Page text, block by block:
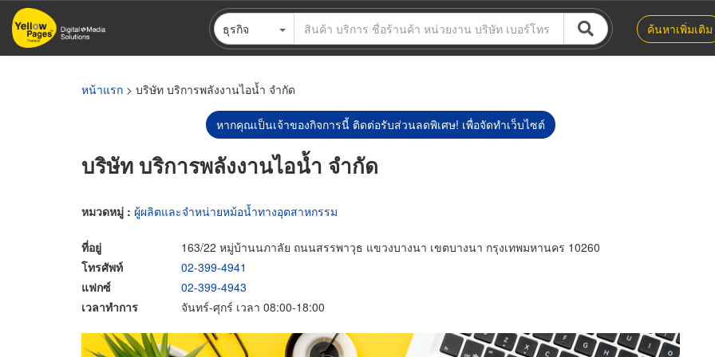
ข้าม
ไป
ธุรกิจ ค้นหาเพิ่มเติม
หน้าแรก > บริษัท บริการพลังงานไอน้ำ จำกัด
หากคุณเป็นเจ้าของกิจการนี้ ติดต่อรับส่วนลดพิเศษ! เพื่อจัดทำเว็บไซต์
บริษัท บริการพลังงานไอน้ำ จำกัด
หมวดหมู่ : ผู้ผลิตและจำหน่ายหม้อน้ำทางอุตสาหกรรม
ที่อยู่
163/22 หมู่บ้านนภาลัย ถนนสรรพาวุธ แขวงบางนา เขตบางนา กรุงเทพมหานคร 10260
โทรศัพท์
02-399-4941
แฟกซ์
02-399-4943
เวลาทำการ
จันทร์-ศุกร์ เวลา 08:00-18:00